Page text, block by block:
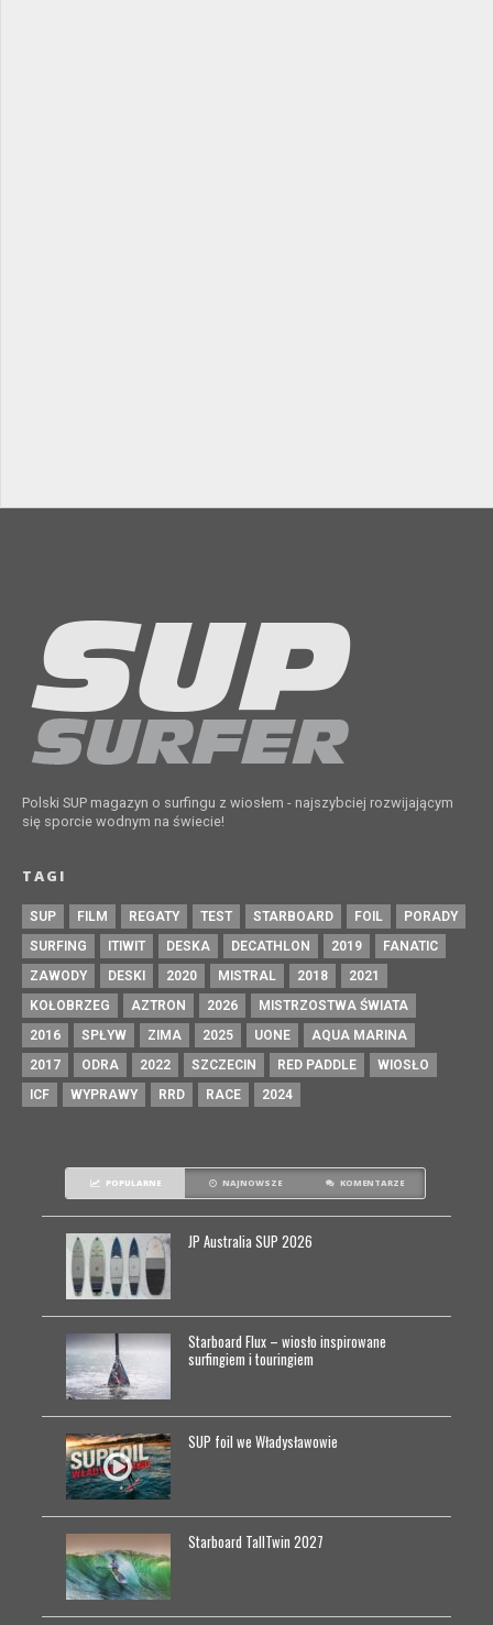
Polski SUP magazyn o surfingu z wiosłem - najszybciej rozwijającym
się sporcie wodnym na świecie!
TAGI
SUP FILM REGATY TEST STARBOARD FOIL
PORADY
SURFING
ITIWIT DESKA DECATHLON 2019
FANATIC
ZAWODY
DESKI 2020 MISTRAL 2018
2021
KOŁOBRZEG
AZTRON 2026
MISTRZOSTWA ŚWIATA
2016
SPŁYW ZIMA 2025 UONE
AQUA MARINA
2017
ODRA 2022 SZCZECIN RED PADDLE
WIOSŁO
ICF
WYPRAWY RRD RACE 2024
POPULARNE NAJNOWSZE KOMENTARZE
JP Australia SUP 2026
Starboard Flux – wiosło inspirowane
surfingiem i touringiem
SUP foil we Władysławowie
Starboard TallTwin 2027